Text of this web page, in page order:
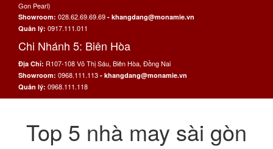
Gon Pearl)
Showroom: 028.62.69.69.69 - khangdang@monamie.vn
Quản lý: 0917.111.011
Chi Nhánh 5: Biên Hòa
Địa Chỉ: R107-108 Võ Thị Sáu, Biên Hòa, Đồng Nai
Showroom: 0968.111.113 - khangdang@monamie.vn
Quản lý: 0968.111.118
Top 5 nhà may sài gòn